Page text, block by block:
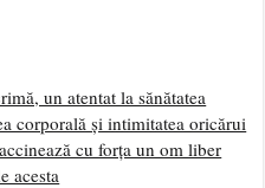
un atentat la sănătatea
corporală și intimitatea oricărui
cu forța un om liber
acesta